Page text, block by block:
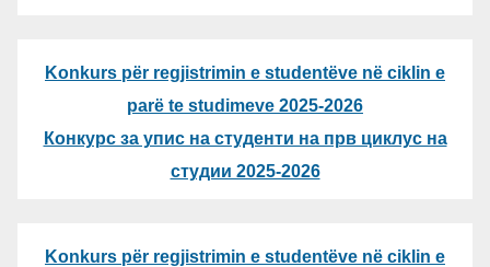
Konkurs për regjistrimin e studentëve në ciklin e
parë te studimeve 2025-2026
Конкурс за упис на студенти на прв циклус на
студии 2025-2026
Konkurs për regjistrimin e studentëve në ciklin e